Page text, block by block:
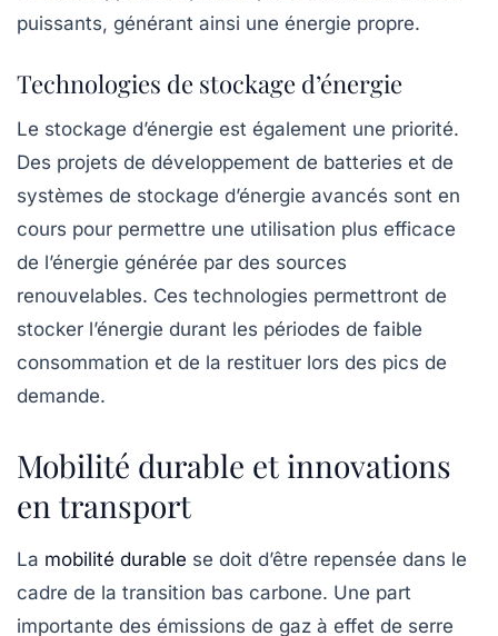
puissants, générant ainsi une énergie propre.
Technologies de stockage d’énergie
Le stockage d’énergie est également une priorité.
Des projets de développement de batteries et de
systèmes de stockage d’énergie avancés sont en
cours pour permettre une utilisation plus efficace
de l’énergie générée par des sources
renouvelables. Ces technologies permettront de
stocker l’énergie durant les périodes de faible
consommation et de la restituer lors des pics de
demande.
Mobilité durable et innovations
en transport
La mobilité durable se doit d’être repensée dans le
cadre de la transition bas carbone. Une part
importante des émissions de gaz à effet de serre